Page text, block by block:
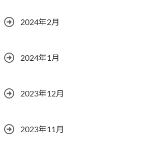
2024年2月
2024年1月
2023年12月
2023年11月